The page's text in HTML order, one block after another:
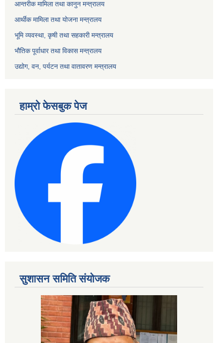
आन्तरीक मामिला तथा कानुन मन्त्रालय
आर्थीक मामिला तथा योजना मन्त्रालय
भूमि व्यवस्था, कृषी तथा सहकारी मन्त्रालय
भौतिक पूर्वाधार तथा विकास मन्त्रालय
उद्योग, वन, पर्यटन तथा वातावरण मन्त्रालय
हाम्रो फेसबुक पेज
सुशासन समिति संयोजक